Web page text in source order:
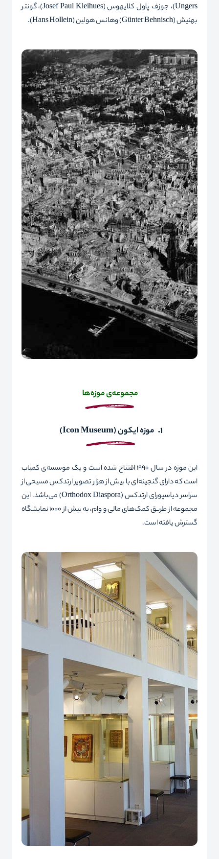
Ungers)، جوزف پاول کلایهوس (Josef Paul Kleihues)، گونتر
بهنیش (Günter Behnisch) و‌هانس هولین (Hans Hollein
).
مجموعه‌یموزه‌ها
1. موزهایکون(
Icon Museum
)
این موزه در سال 1990 افتتاح شده است و یک موسسه‌ی کمیاب
است که دارای گنجینه‌ای با بیش از هزار تصویر ارتدکس مسیحی از
سراسر دیاسپورای ارتدکس (Orthodox Diaspora) می‌باشد. این
مجموعه از طریق کمک‌های مالی و وام، به بیش از 1000 نمایشگاه
گسترش یافته است.